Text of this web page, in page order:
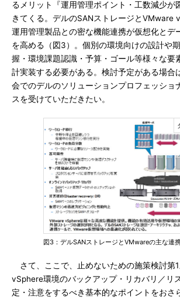
るメリット『運用管理ポイント・工数減少が
きてくる。デルのSANストレージとVMware
運用管理製品との密な機能連携が仮想化とデ
を高める（図3）。個別の環境向けの設計や
握・環境課題認識・予算・ゴール等様々な要
計実装する必要がある。検討予定がある場合
会でのデルのソリューションプロフェッショ
スを受けていただきたい。
図3：デルSANストレージとVMwareの主な連
さて、ここで、止めないための施策検討第1
vSphere環境のバックアップ・リカバリ／リ
定・注意をするべき基本的なポイントをおさ